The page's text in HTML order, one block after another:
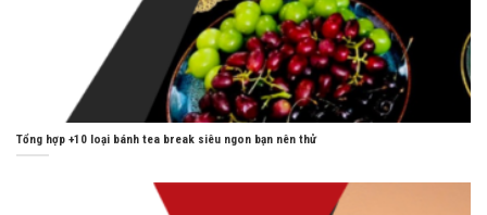
Tổng hợp +10 loại bánh tea break siêu ngon bạn nên thử